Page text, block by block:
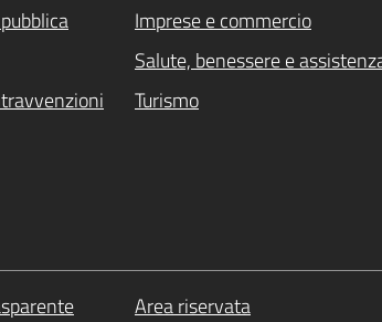
Imprese e commercio
Salute, benessere e
Turismo
Area riservata